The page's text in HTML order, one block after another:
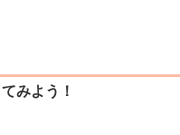
みよう！